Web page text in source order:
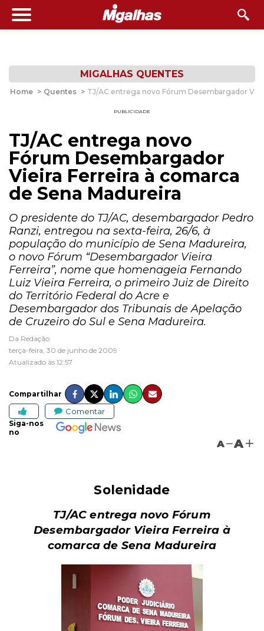
MIGALHAS QUENTES
Home > Quentes > TJ/AC entrega novo Fórum Desembargador
PUBLICIDADE
TJ/AC entrega novo
Fórum Desembargador
Vieira Ferreira à comarca
de Sena Madureira
O presidente do TJ/AC, desembargador Pedro
Ranzi, entregou na sexta-feira, 26/6, à
população do município de Sena Madureira,
o novo Fórum “Desembargador Vieira
Ferreira”, nome que homenageia Fernando
Luiz Vieira Ferreira, o primeiro Juiz de Direito
do Território Federal do Acre e
Desembargador dos Tribunais de Apelação
de Cruzeiro do Sul e Sena Madureira.
Da Redação
terça-feira, 30 de junho de 2009
Atualizado às 12:57
Compartilhar
Comentar
Siga-nos
no
A A
Solenidade
TJ/AC entrega novo Fórum
Desembargador Vieira Ferreira à
comarca de Sena Madureira